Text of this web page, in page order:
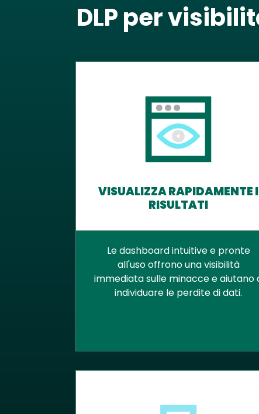
DLP per
VISUALIZZA RAPIDAMENTE I
RISULTATI
Le dashboard intuitive e pronte
all'uso offrono una visibilità
immediata sulle minacce e aiutano
individuare le perdite di dati.